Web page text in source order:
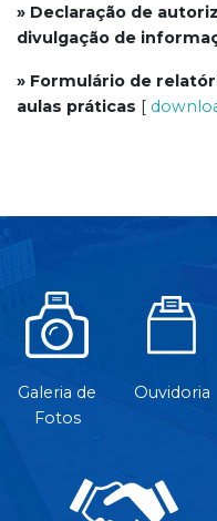
» Declaração de
divulgação de
» Formulário de
aulas práticas [
Galeria de
Fotos
Ouvidoria